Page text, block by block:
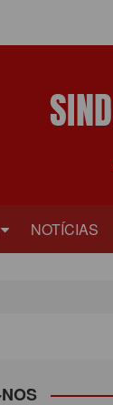
NOTÍCIAS